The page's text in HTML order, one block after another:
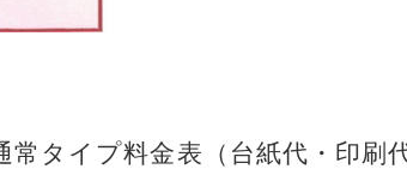
常タイプ料金表（台紙代・印刷代